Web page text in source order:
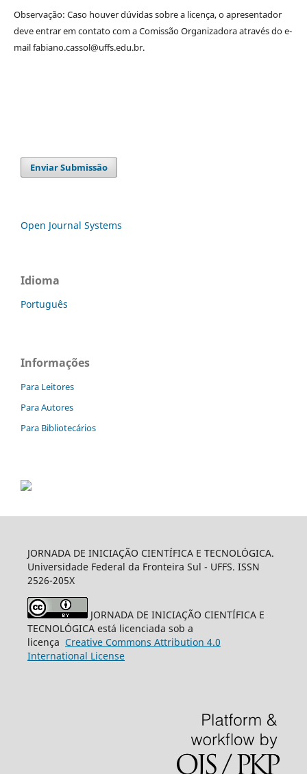
Observação: Caso houver dúvidas sobre a licença, o apresentador
deve entrar em contato com a Comissão Organizadora através do e-
mail fabiano.cassol@uffs.edu.br.
Enviar Submissão
Open Journal Systems
Idioma
Português
Informações
Para Leitores
Para Autores
Para Bibliotecários
JORNADA DE INICIAÇÃO CIENTÍFICA E TECNOLÓGICA.
Universidade Federal da Fronteira Sul - UFFS. ISSN
2526-205X
JORNADA DE INICIAÇÃO CIENTÍFICA E
TECNOLÓGICA está licenciada sob a
licença Creative Commons Attribution 4.0
International License